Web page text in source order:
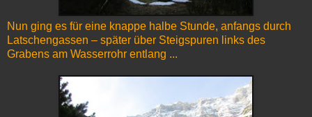
Nun ging es für eine knappe halbe Stunde, anfangs durch
Latschengassen – später über Steigspuren links des
Grabens am Wasserrohr entlang ...